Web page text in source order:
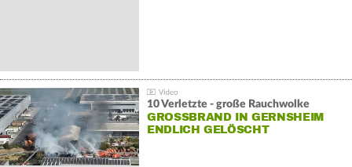
10 Verletzte - große Rauchwolke
GROSSBRAND IN GERNSHEIM E
NDLICH GELÖSCHT